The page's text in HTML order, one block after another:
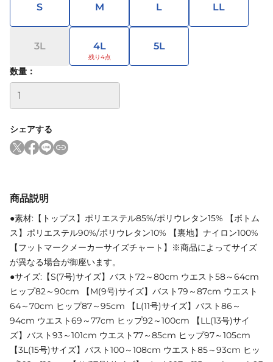
S M L LL
3L 4L 5L
数量：
シェアする
商品説明
●素材:【トップス】ポリエステル85%/ポリウレタン15% 【ボトム
ス】ポリエステル90%/ポリウレタン10% 【裏地】ナイロン100%
【フットマークメーカーサイズチャート】※商品によってサイズ
が異なる場合が御座います。
●サイズ:【S(7号)サイズ】バスト72～80cm ウエスト58～64cm
ヒップ82～90cm 【M(9号)サイズ】バスト79～87cm ウエスト
64～70cm ヒップ87～95cm 【L(11号)サイズ】バスト86～
94cm ウエスト69～77cm ヒップ92～100cm 【LL(13号)サイ
ズ】バスト93～101cm ウエスト77～85cm ヒップ97～105cm
【3L(15号)サイズ】バスト100～108cm ウエスト85～93cm ヒッ